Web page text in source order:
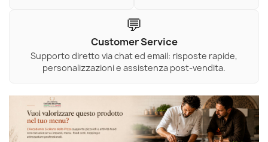
💬
Customer Service
Supporto diretto via chat ed email: risposte rapide,
personalizzazioni e assistenza post-vendita.